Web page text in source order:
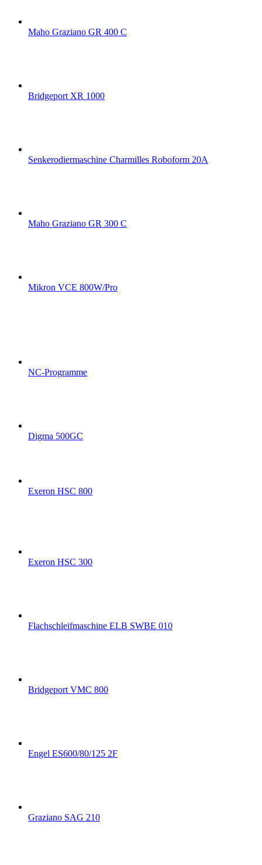
Maho Graziano GR 400 C
Bridgeport XR 1000
Senkerodiermaschine Charmilles Roboform 20A
Maho Graziano GR 300 C
Mikron VCE 800W/Pro
NC-Programme
Digma 500GC
Exeron HSC 800
Exeron HSC 300
Flachschleifmaschine ELB SWBE 010
Bridgeport VMC 800
Engel ES600/80/125 2F
Graziano SAG 210